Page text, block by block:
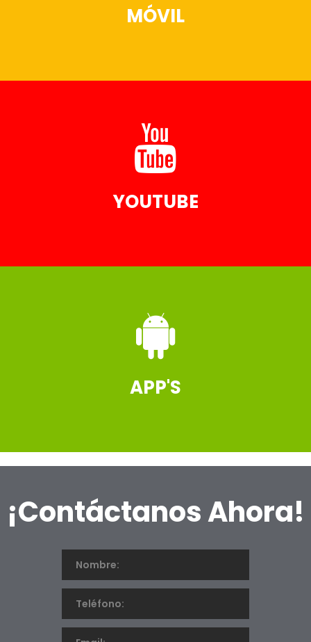
MÓVIL
YOUTUBE
APP'S
¡Contáctanos Ahora!